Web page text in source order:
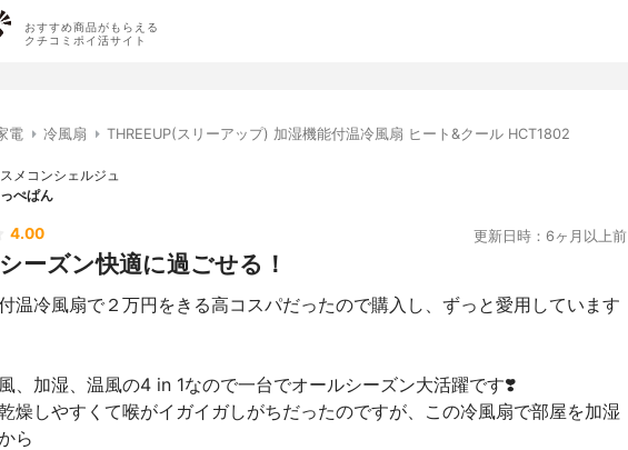
おすすめ商品がもらえる
クチコミポイ活サイト
電 冷風扇 THREEUP(スリーアップ) 加湿機能付温冷風扇 ヒート&クール HCT1802
メコンシェルジュ
ぺぱん
4.00 更新日時：6ヶ月以上前
ーズン快適に過ごせる！
温冷風扇で２万円をきる高コスパだったので購入し、ずっと愛用しています
、加湿、温風の4 in 1なので一台でオールシーズン大活躍です❣️
燥しやすくて喉がイガイガしがちだったのですが、この冷風扇で部屋を加湿
ら